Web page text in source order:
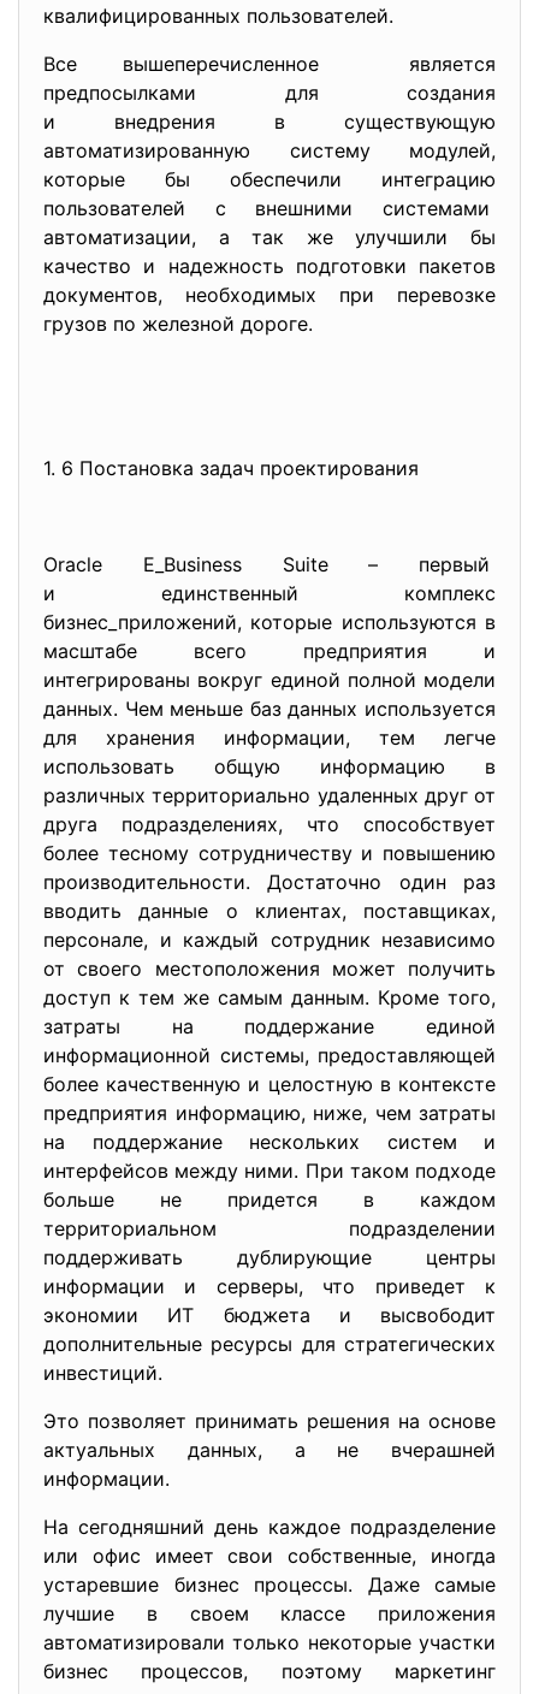
квалифицированных пользователей.
Все вышеперечисленное является
предпосылками для создания
и внедрения в существующую
автоматизированную систему модулей,
которые бы обеспечили интеграцию
пользователей с внешними системами
автоматизации, а так же улучшили бы
качество и надежность подготовки пакетов
документов, необходимых при перевозке
грузов по железной дороге.
1. 6 Постановка задач проектирования
Oracle E_Business Suite – первый
и единственный комплекс
бизнес_приложений, которые используются в
масштабе всего предприятия и
интегрированы вокруг единой полной модели
данных. Чем меньше баз данных используется
для хранения информации, тем легче
использовать общую информацию в
различных территориально удаленных друг от
друга подразделениях, что способствует
более тесному сотрудничеству и повышению
производительности. Достаточно один раз
вводить данные о клиентах, поставщиках,
персонале, и каждый сотрудник независимо
от своего местоположения может получить
доступ к тем же самым данным. Кроме того,
затраты на поддержание единой
информационной системы, предоставляющей
более качественную и целостную в контексте
предприятия информацию, ниже, чем затраты
на поддержание нескольких систем и
интерфейсов между ними. При таком подходе
больше не придется в каждом
территориальном подразделении
поддерживать дублирующие центры
информации и серверы, что приведет к
экономии ИТ бюджета и высвободит
дополнительные ресурсы для стратегических
инвестиций.
Это позволяет принимать решения на основе
актуальных данных, а не вчерашней
информации.
На сегодняшний день каждое подразделение
или офис имеет свои собственные, иногда
устаревшие бизнес процессы. Даже самые
лучшие в своем классе приложения
автоматизировали только некоторые участки
бизнес процессов, поэтому маркетинг